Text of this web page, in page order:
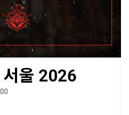
울 2026